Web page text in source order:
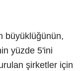
büyüklüğünün,
yüzde 5'ini
şirketler için